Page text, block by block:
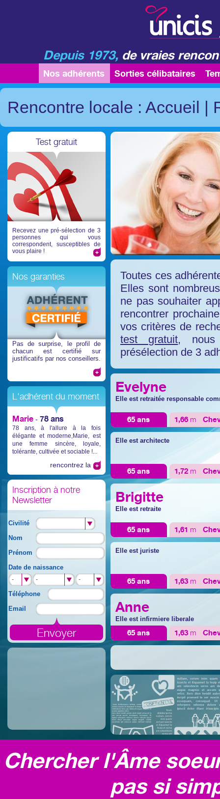
Depuis 1973, de vraies
Nos adhérents Sorties célibataires
Rencontre locale : Accueil |
Test gratuit
Recevez une pré-sélection de 3
personnes qui vous
correspondent, susceptibles de
vous plaire !
Nos garanties
Pas de surprise, le profil de
chacun est certifié sur
justificatifs par nos conseillers.
L'adhérent du moment
Marie - 78 ans
78 ans, à l'allure à la fois
élégante et moderne,Marie, est
une femme sincère, loyale,
tolérante, cultivée et sociable !...
rencontrez la
Inscription à notre
Newsletter
Civilité
Nom
Prénom
Date de naissance
-- -- --
Téléphone
Email
Toutes ces
Elles sont
ne pas souhaiter
rencontrer
vos critères de
test gratuit, nous
présélection de 3
Evelyne
Elle est retraitée responsable
65 ans 1,66 m
Elle est architecte
65 ans 1,72 m
Brigitte
Elle est retraite
65 ans 1,61 m
Elle est juriste
65 ans 1,63 m
Anne
Elle est infirmiere liberale
65 ans 1,63 m
Chercher l'Âme
pas si